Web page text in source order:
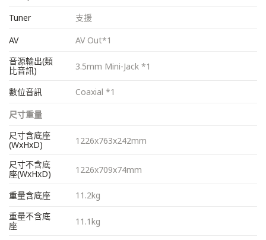
Tuner
支援
AV
AV Out*1
音源輸出(類
比音訊)
3.5mm Mini-Jack *1
數位音訊
Coaxial *1
尺寸重量
尺寸含底座
(WxHxD)
1226x763x242mm
尺寸不含底
座(WxHxD)
1226x709x74mm
重量含底座
11.2kg
重量不含底
座
11.1kg